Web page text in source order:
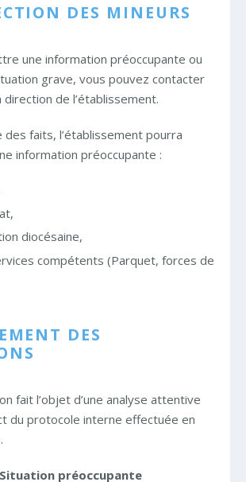
DES MINEURS
une information préoccupante ou
grave, vous pouvez contacter
de l’établissement.
des faits, l’établissement pourra
information préoccupante :
diocésaine,
compétents (Parquet, forces de
DES
fait l’objet d’une analyse attentive
du protocole interne effectuée en
préoccupante